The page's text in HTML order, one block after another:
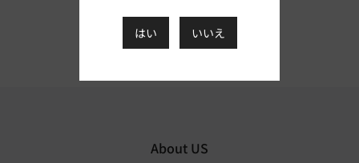
About US
はい いいえ